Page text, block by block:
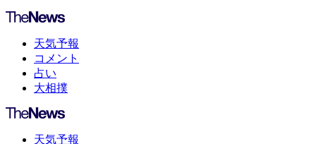
天気予報
コメント
占い
大相撲
天気予報